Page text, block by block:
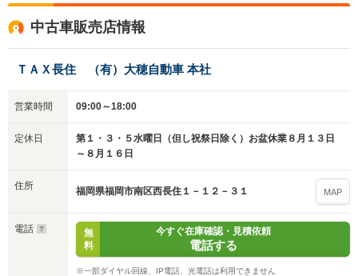
中古車販売店情報
ＴＡＸ長住 （有）大穂自動車 本社
営業時間 09:00～18:00
定休日
第１・３・５水曜日（但し祝祭日除く）お盆休業８月１３日
～８月１６日
住所 福岡県福岡市南区西長住１－１２－３１ MAP
電話
無
料
今すぐ在庫確認・見積依頼
電話する
※一部ダイヤル回線、IP電話、光電話は利用できません